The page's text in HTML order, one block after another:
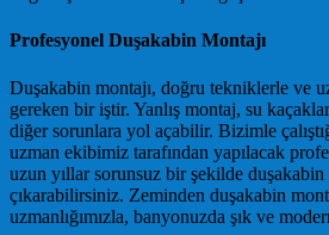
Profesyonel Duşakabin Montajı
Duşakabin montajı, doğru tekniklerle ve
gereken bir iştir. Yanlış montaj, su
diğer sorunlara yol açabilir. Bizimle
uzman ekibimiz tarafından yapılacak
uzun yıllar sorunsuz bir şekilde
çıkarabilirsiniz. Zeminden duşakabin
uzmanlığımızla, banyonuzda şık ve